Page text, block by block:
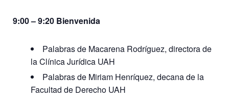
9:00 – 9:20 Bienvenida
Palabras de Macarena Rodríguez, directora de
la Clínica Jurídica UAH
Palabras de Miriam Henríquez, decana de la
Facultad de Derecho UAH